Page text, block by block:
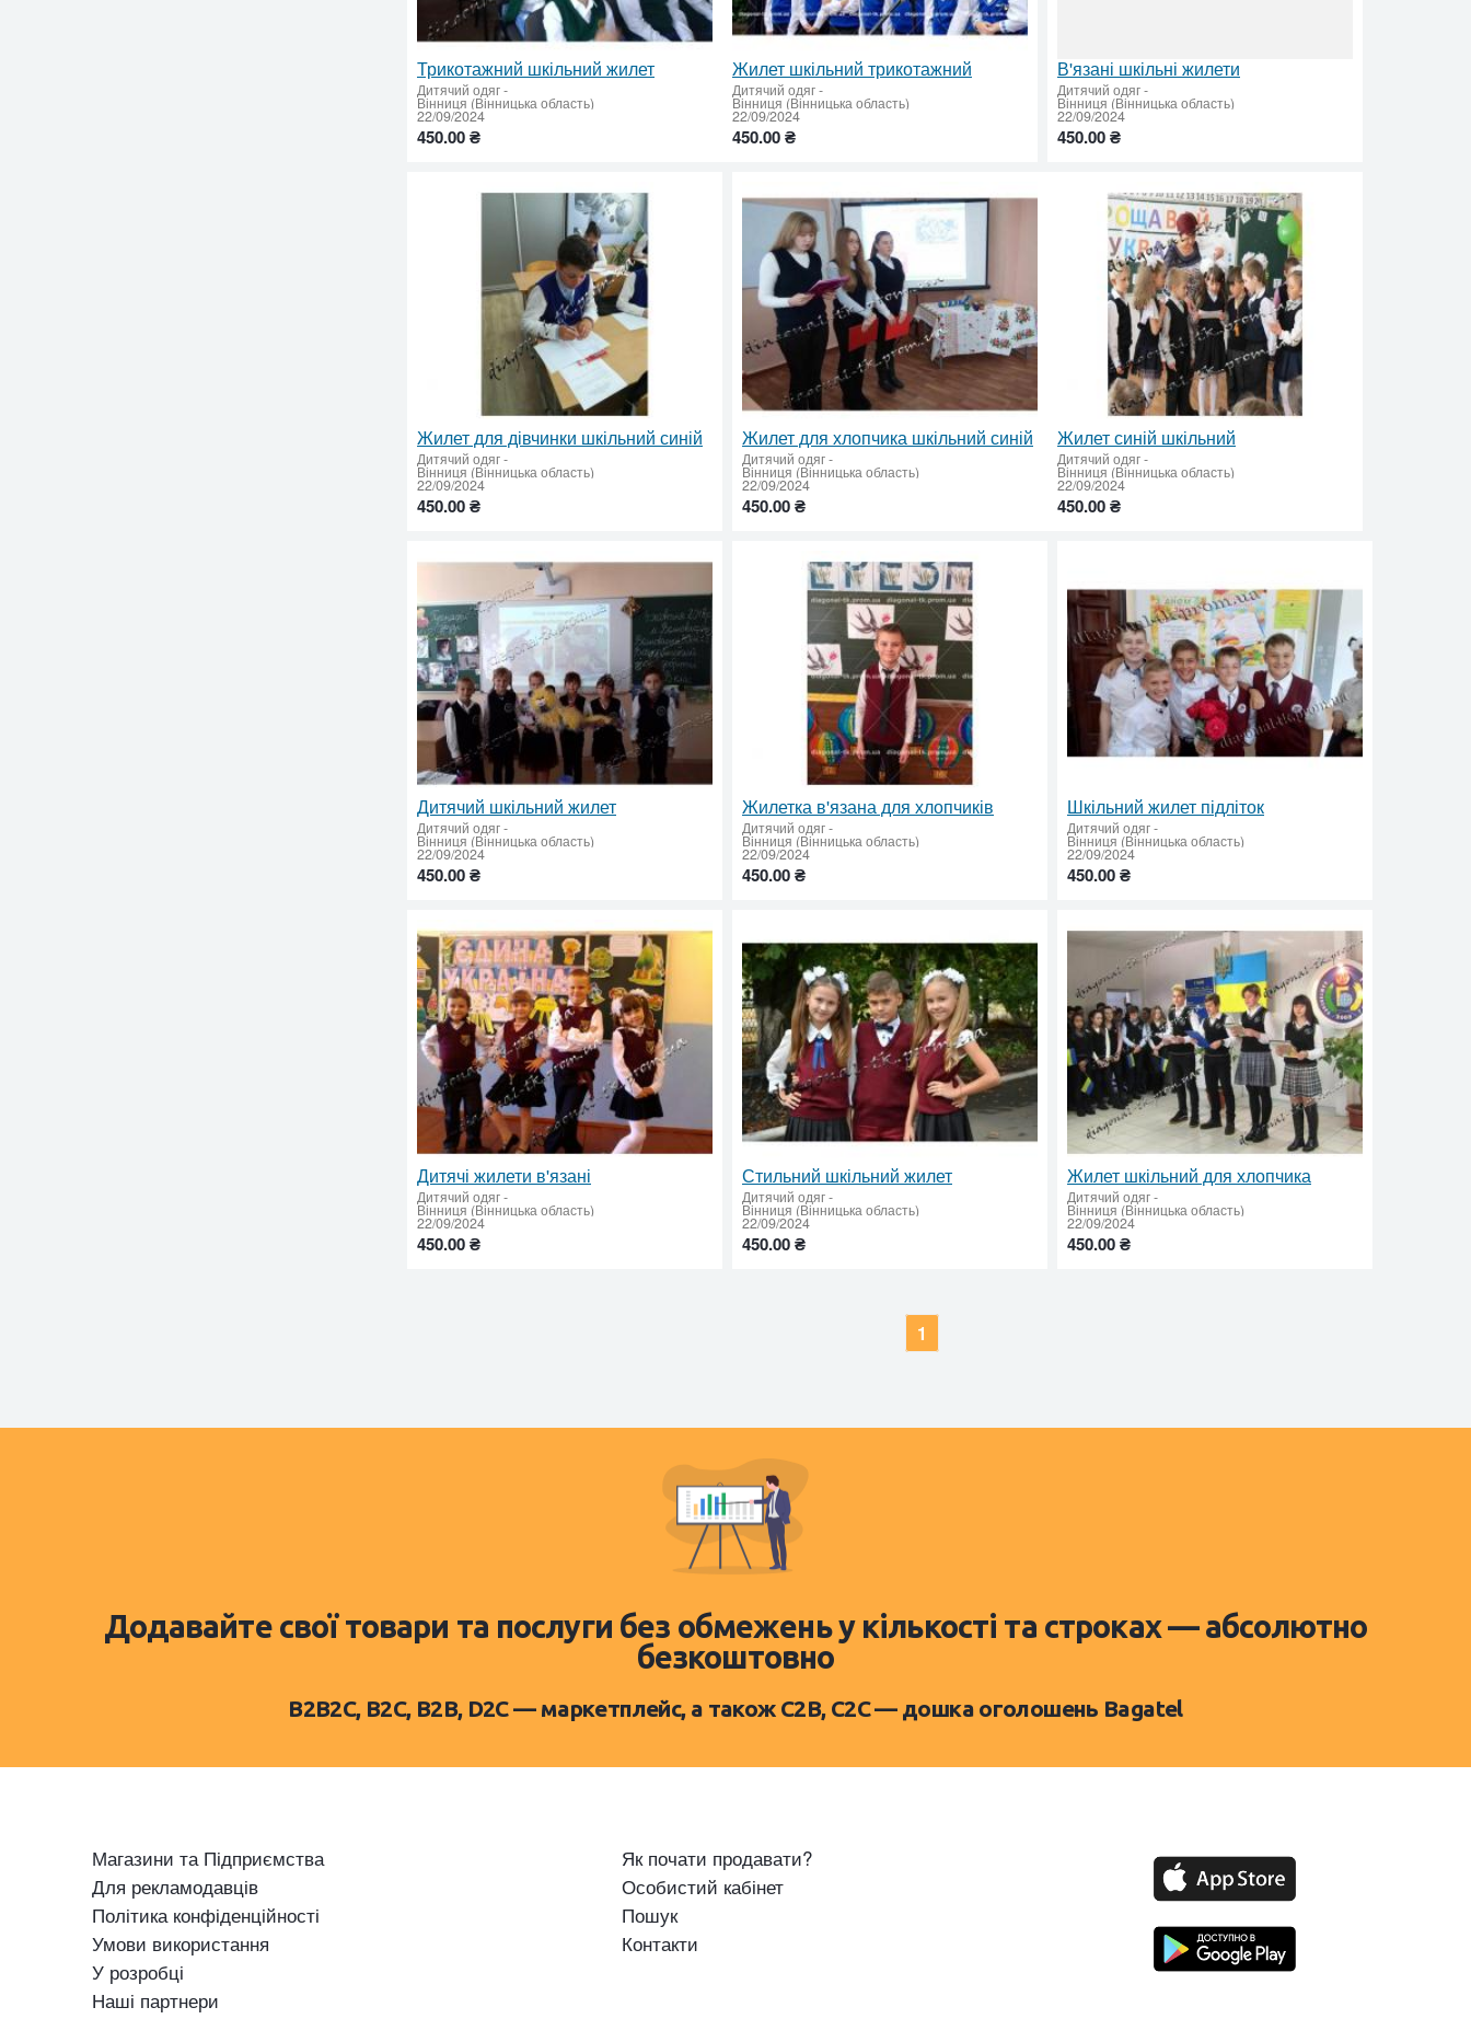
Трикотажний шкільний жилет
Дитячий одяг-
Вінниця (Вінницька область)
22/09/2024
450.00 ₴
Жилет шкільний трикотажний
Дитячий одяг-
Вінниця (Вінницька область)
22/09/2024
450.00 ₴
В'язані шкільні жилети
Дитячий одяг-
Вінниця (Вінницька область)
22/09/2024
450.00 ₴
Жилет для дівчинки шкільний синій
Дитячий одяг-
Вінниця (Вінницька область)
22/09/2024
450.00 ₴
Жилет для хлопчика шкільний синій
Дитячий одяг-
Вінниця (Вінницька область)
22/09/2024
450.00 ₴
Жилет синій шкільний
Дитячий одяг-
Вінниця (Вінницька область)
22/09/2024
450.00 ₴
Дитячий шкільний жилет
Дитячий одяг-
Вінниця (Вінницька область)
22/09/2024
450.00 ₴
Жилетка в'язана для хлопчиків
Дитячий одяг-
Вінниця (Вінницька область)
22/09/2024
450.00 ₴
Шкільний жилет підліток
Дитячий одяг-
Вінниця (Вінницька область)
22/09/2024
450.00 ₴
Дитячі жилети в'язані
Дитячий одяг-
Вінниця (Вінницька область)
22/09/2024
450.00 ₴
Стильний шкільний жилет
Дитячий одяг-
Вінниця (Вінницька область)
22/09/2024
450.00 ₴
Жилет шкільний для хлопчика
Дитячий одяг-
Вінниця (Вінницька область)
22/09/2024
450.00 ₴
1
Додавайте свої товари та послуги без обмежень у кількості та строках — абсолютно
безкоштовно
B2B2C, B2C, B2B, D2C — маркетплейс, а також C2B, C2C — дошка оголошень Bagatel
Магазини та Підприємства
Для рекламодавців
Політика конфіденційності
Умови використання
У розробці
Наші партнери
Як почати продавати?
Особистий кабінет
Пошук
Контакти